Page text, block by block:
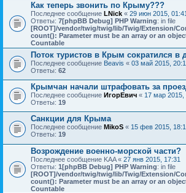
Как теперь звонить по Крыму???
Последнее сообщение LNick « 29 июн 2015, 01:41
Ответы: 7[phpBB Debug] PHP Warning: in file
[ROOT]/vendor/twig/twig/lib/Twig/Extension/
count(): Parameter must be an array or an
Countable
Поток туристов в Крым сократился в
Последнее сообщение Beavis « 03 май 2015,
Ответы: 62
Крымчан начали штрафовать за
Последнее сообщение ИгорЕвич « 17 мар 2015,
Ответы: 19
Санкции для Крыма
Последнее сообщение MikoS « 15 фев 2015,
Ответы: 19
Возрождение военно-морской части?
Последнее сообщение KAA« 27 янв 2015, 17:31
Ответы: 1[phpBB Debug] PHP Warning: in file
[ROOT]/vendor/twig/twig/lib/Twig/Extension/
count(): Parameter must be an array or an
Countable